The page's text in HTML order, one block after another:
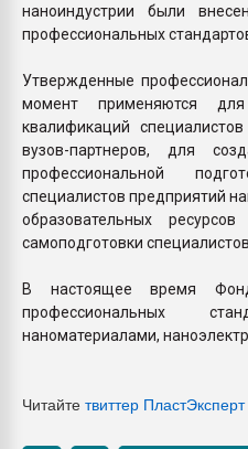
наноиндустрии были
профессиональных
Утвержденные
момент применяются
квалификаций
вузов-партнеров, для
профессиональной
специалистов предприятий
образовательных
самоподготовки
В настоящее время
профессиональных
наноматериалами,
Читайте твиттер ПластЭксперт